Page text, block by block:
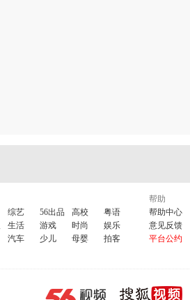
综艺 56出品 高校
粤语
生活 游戏 时尚
娱乐
汽车 少儿 母婴 拍客
帮助
帮助中心
意见反馈
平台公约